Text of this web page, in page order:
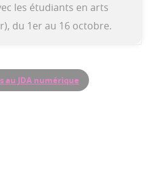
les étudiants en arts
du 1er au 16 octobre.
au JDA numérique